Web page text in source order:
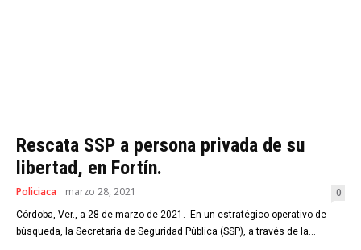
Rescata SSP a persona privada de su
libertad, en Fortín.
Policiaca marzo 28, 2021 0
Córdoba, Ver., a 28 de marzo de 2021.- En un estratégico operativo de
búsqueda, la Secretaría de Seguridad Pública (SSP), a través de la...